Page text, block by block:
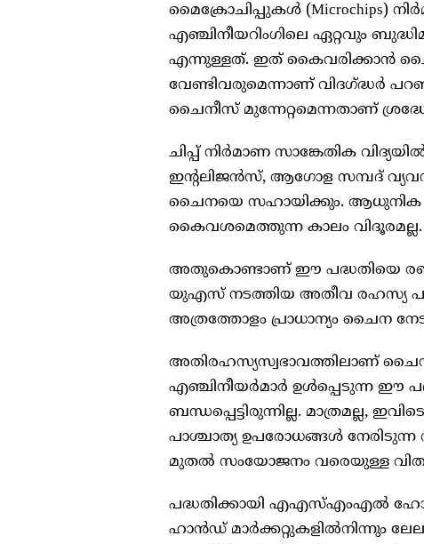
മൈക്രോചിപ്പുകൾ (Microchips)
എഞ്ചിനീയറിംഗിലെ ഏറ്റവും
എന്നുള്ളത്. ഇത് കൈവരിക്കാൻ
വേണ്ടിവരുമെന്നാണ് വിദഗ്ദ്ധർ
ചൈനീസ് മുന്നേറ്റമെന്നതാണ്
ചിപ്പ് നിർമാണ സാങ്കേതിക
ഇന്റലിജൻസ്, ആഗോള സമ്പദ്
ചൈനയെ സഹായിക്കും. ആധുനിക
കൈവശമെത്തുന്ന കാലം വിദൂരമല്ല.
അതുകൊണ്ടാണ് ഈ പദ്ധതിയെ
യുഎസ് നടത്തിയ അതീവ രഹസ്യ
അത്രത്തോളം പ്രാധാന്യം ചൈന
അതിരഹസ്യസ്വഭാവത്തിലാണ്
എഞ്ചിനീയർമാർ ഉൾപ്പെടുന്ന ഈ
ബന്ധപ്പെട്ടിരുന്നില്ല. മാത്രമല്ല,
പാശ്ചാത്യ ഉപരോധങ്ങൾ
മുതൽ സംയോജനം വരെയുള്ള
പദ്ധതിക്കായി എഎസ്എംഎൽ
ഹാൻഡ് മാർക്കറ്റുകളിൽനിന്നും